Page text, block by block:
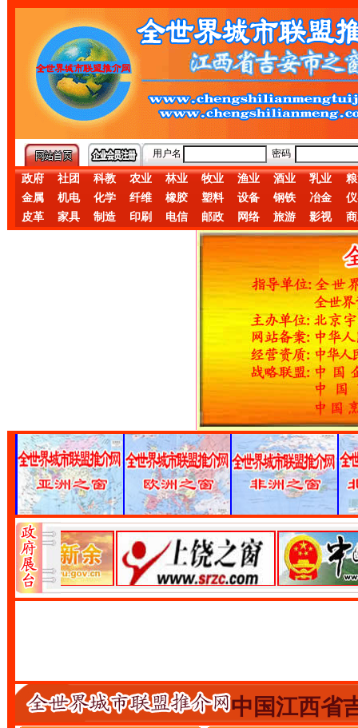
用户名 密码
政府 社团 科教 农业 林业 牧业 渔业 酒业 乳业
金属
机电 化学 纤维 橡胶 塑料 设备 钢铁 冶金
皮革
家具 制造 印刷 电信 邮政 网络 旅游 影视
中国江西省